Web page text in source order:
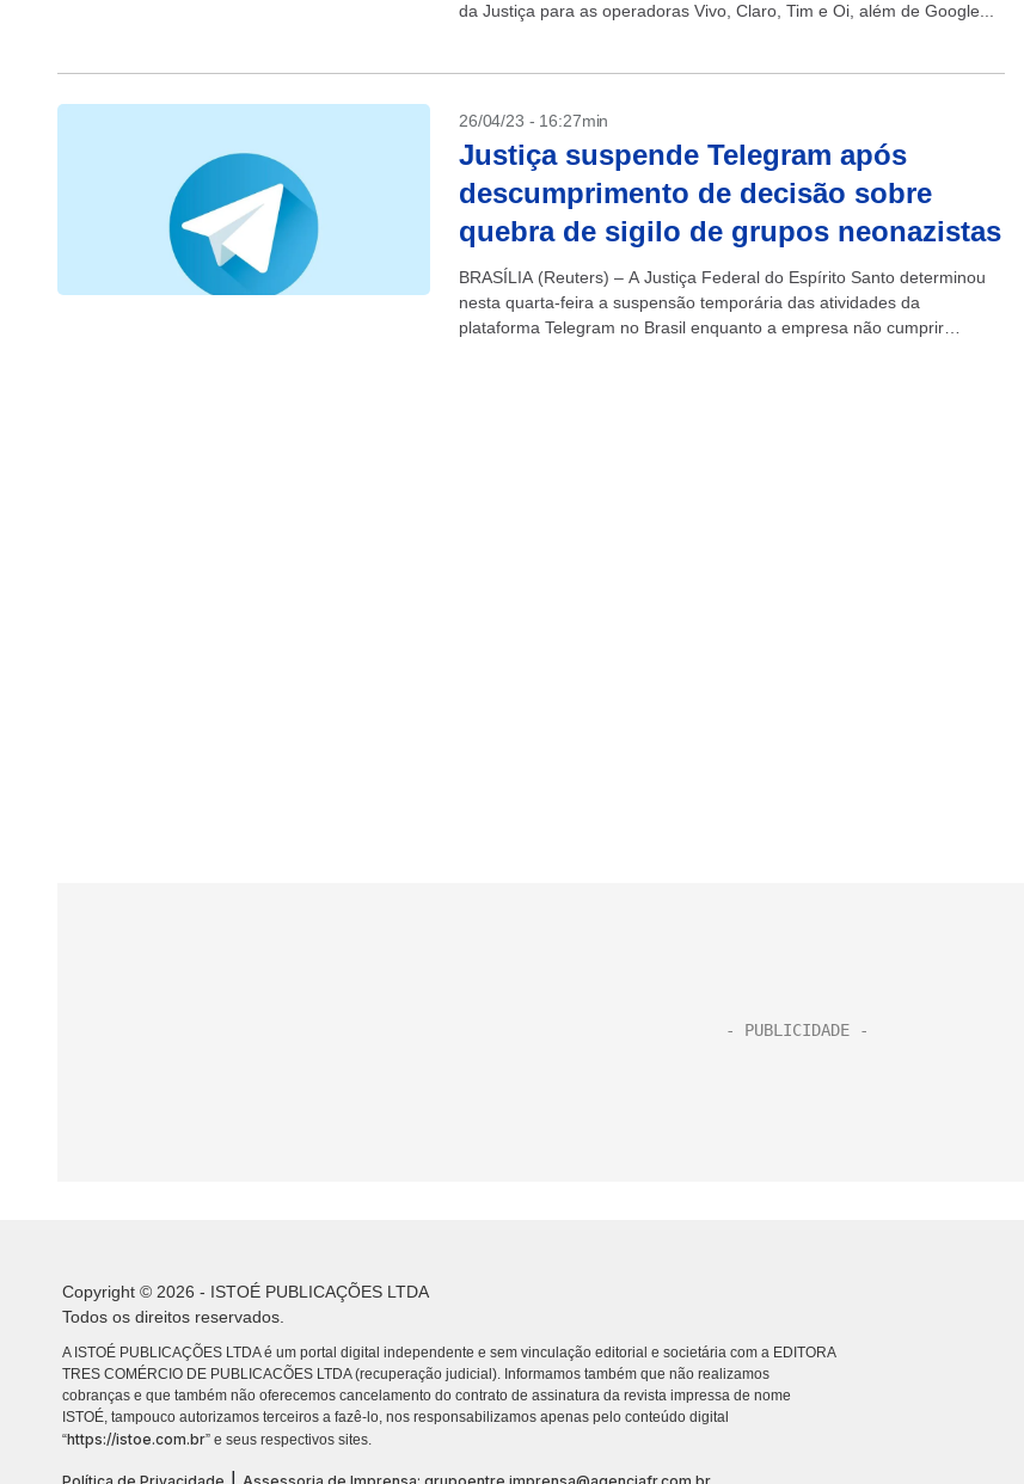
da Justiça para as operadoras Vivo, Claro, Tim e Oi, além de Google...
26/04/23 - 16:27min
Justiça suspende Telegram após
descumprimento de decisão sobre
quebra de sigilo de grupos neonazistas
BRASÍLIA (Reuters) – A Justiça Federal do Espírito Santo determinou
nesta quarta-feira a suspensão temporária das atividades da
plataforma Telegram no Brasil enquanto a empresa não cumprir
Copyright © 2026 - ISTOÉ PUBLICAÇÕES LTDA
Todos os direitos reservados.
A ISTOÉ PUBLICAÇÕES LTDA é um portal digital independente e sem vinculação editorial e societária com a EDITORA
TRES COMÉRCIO DE PUBLICACÕES LTDA (recuperação judicial). Informamos também que não realizamos
cobranças e que também não oferecemos cancelamento do contrato de assinatura da revista impressa de nome
ISTOÉ, tampouco autorizamos terceiros a fazê-lo, nos responsabilizamos apenas pelo conteúdo digital
“https://istoe.com.br” e seus respectivos sites.
|